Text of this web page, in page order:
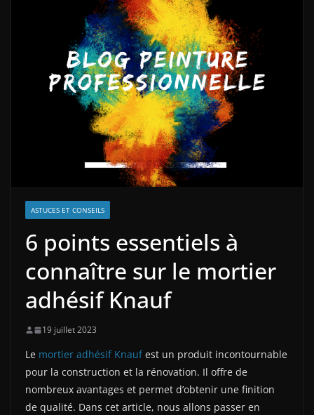
ASTUCES ET CONSEILS
6 points essentiels à
connaître sur le mortier
adhésif Knauf
19 juillet 2023
Le mortier adhésif Knaufest un produit incontournable
pour la construction et la rénovation. Il offre de
nombreux avantages et permet d’obtenir une finition
de qualité. Dans cet article, nous allons passer en